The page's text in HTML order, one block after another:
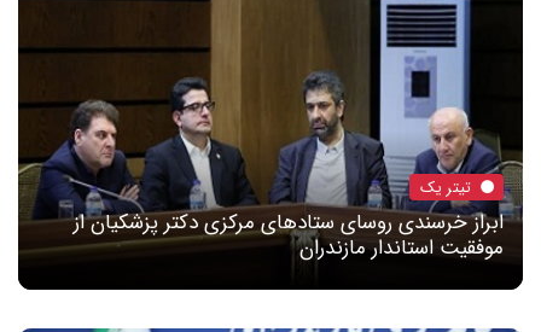
تیتر یک
ابراز خرسندی روسای ستادهای مرکزی دکتر پزشکیان از
موفقیت استاندار مازندران